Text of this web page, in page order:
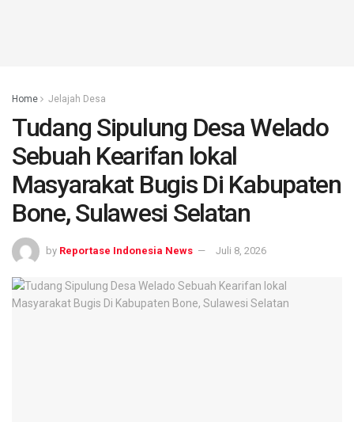
Home Jelajah Desa
Tudang Sipulung Desa Welado
Sebuah Kearifan lokal
Masyarakat Bugis Di Kabupaten
Bone, Sulawesi Selatan
by Reportase Indonesia News Juli 8, 2026